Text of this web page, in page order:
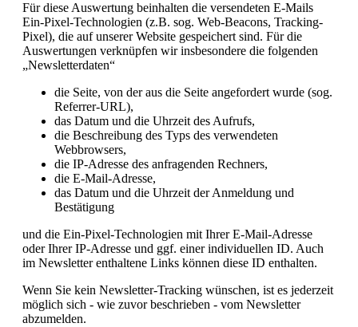
Für diese Auswertung beinhalten die versendeten E-Mails
Ein-Pixel-Technologien (z.B. sog. Web-Beacons, Tracking-
Pixel), die auf unserer Website gespeichert sind. Für die
Auswertungen verknüpfen wir insbesondere die folgenden
„Newsletterdaten“
die Seite, von der aus die Seite angefordert wurde (sog.
Referrer-URL),
das Datum und die Uhrzeit des Aufrufs,
die Beschreibung des Typs des verwendeten
Webbrowsers,
die IP-Adresse des anfragenden Rechners,
die E-Mail-Adresse,
das Datum und die Uhrzeit der Anmeldung und
Bestätigung
und die Ein-Pixel-Technologien mit Ihrer E-Mail-Adresse
oder Ihrer IP-Adresse und ggf. einer individuellen ID. Auch
im Newsletter enthaltene Links können diese ID enthalten.
Wenn Sie kein Newsletter-Tracking wünschen, ist es jederzeit
möglich sich - wie zuvor beschrieben - vom Newsletter
abzumelden.